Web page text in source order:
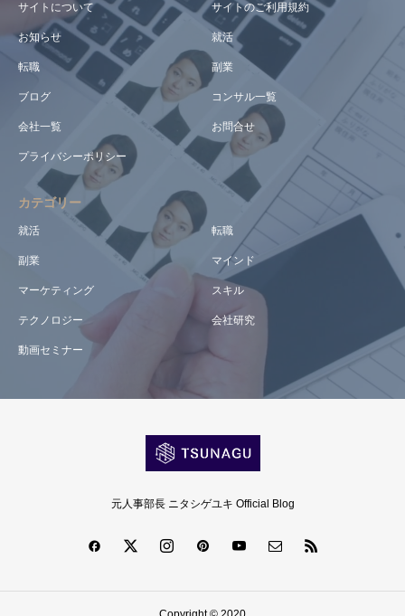
サイトについて サイトのご利用規約
お知らせ 就活
転職 副業
ブログ コンサル一覧
会社一覧 お問合せ
プライバシーポリシー
カテゴリー
就活 転職
副業 マインド
マーケティング スキル
テクノロジー 会社研究
動画セミナー
元人事部長 ニタシゲユキ Official Blog